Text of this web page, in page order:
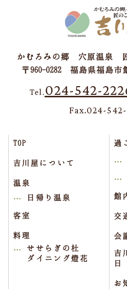
かむろみの郷 穴原温泉
〒960-0282 福島県福島市
Tel. 024-542-
Fax.024-
TOP
吉川屋について
温泉
日帰り温泉
客室
料理
せせらぎの杜
ダイニング燈花
過
館
交
会
吉
日
お